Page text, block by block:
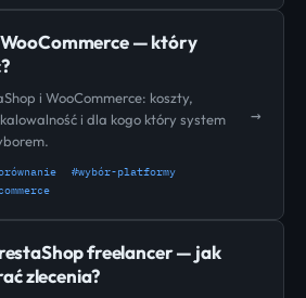
— który
i WooCommerce: koszty,
i dla kogo który system
#wybór-platformy
→
freelancer — jak
zlecenia?